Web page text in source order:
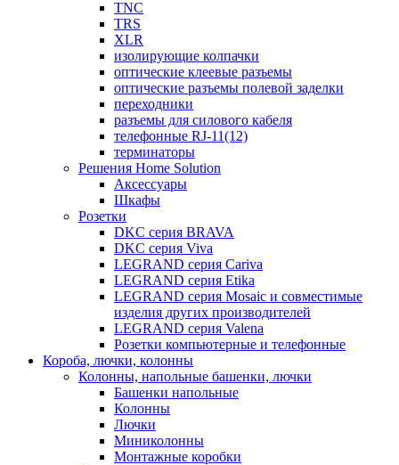
TNC
TRS
XLR
изолирующие колпачки
оптические клеевые разъемы
оптические разъемы полевой заделки
переходники
разъемы для силового кабеля
телефонные RJ-11(12)
терминаторы
Решения Home Solution
Аксессуары
Шкафы
Розетки
DKC серия BRAVA
DKC серия Viva
LEGRAND серия Cariva
LEGRAND серия Etika
LEGRAND серия Mosaic и совместимые
изделия других производителей
LEGRAND серия Valena
Розетки компьютерные и телефонные
Короба, лючки, колонны
Колонны, напольные башенки, лючки
Башенки напольные
Колонны
Лючки
Миниколонны
Монтажные коробки